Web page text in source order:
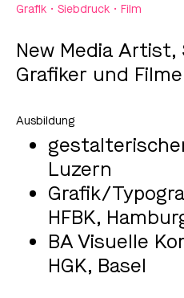
Grafik • Siebdruck • Film
New Media Artist,
Grafiker und
Luzern
Grafik/
HFBK,
BA Visuelle
HGK, Basel